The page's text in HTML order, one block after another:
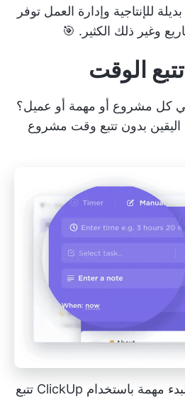
للإنتاجية وإدارة العمل توفر
وغير ذلك الكثير. 🎯
تتبع الوقت
كل مشروع أو مهمة أو عميل؟
بدون تتبع وقت مشروع
نظّم وأضف ملاحظات لبدء مهمة باستخدام ClickUp تتبع